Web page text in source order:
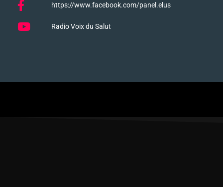
https://www.facebook.com/panel.elus
Radio Voix du Salut